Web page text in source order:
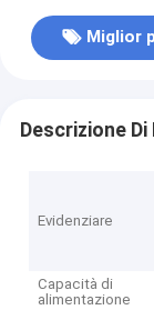
Miglior
Descrizione
Evidenziare
Capacità di
alimentazione